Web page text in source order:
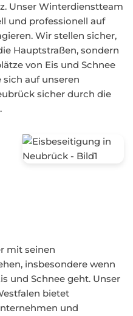
Unser Winterdienstteam
und professionell auf
Wir stellen sicher,
Hauptstraßen, sondern
von Eis und Schnee
sich auf unseren
sicher durch die
mit seinen
insbesondere wenn
und Schnee geht. Unser
bietet
und